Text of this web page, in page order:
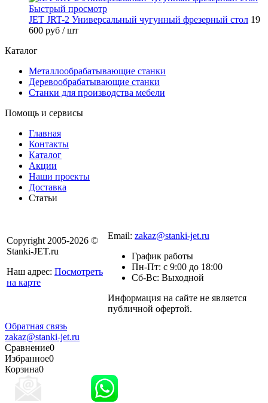
Быстрый просмотр
JET JRT-2 Универсальный чугунный фрезерный стол 19
600 руб / шт
Каталог
Металлообрабатывающие станки
Деревообрабатывающие станки
Станки для производства мебели
Помощь и сервисы
Главная
Контакты
Каталог
Акции
Наши проекты
Доставка
Статьи
Copyright 2005-2026 ©
Stanki-JET.ru
Наш адрес: Посмотреть
на карте
Email: zakaz@stanki-jet.ru
График работы
Пн-Пт: с 9:00 до 18:00
Сб-Вс: Выходной
Информация на сайте не является
публичной офертой.
Обратная связь
zakaz@stanki-jet.ru
Сравнение0
Избранное0
Корзина0